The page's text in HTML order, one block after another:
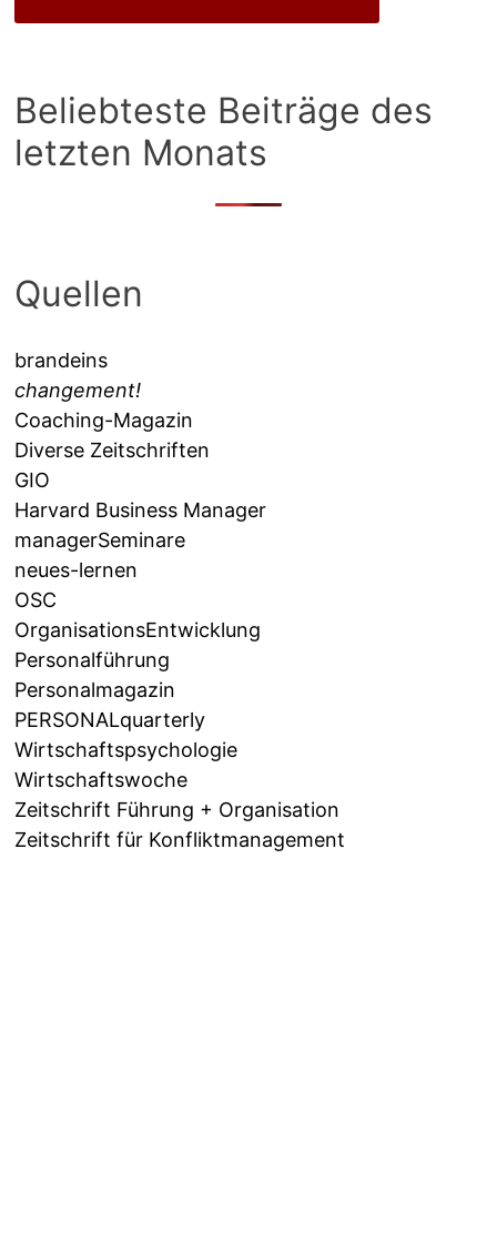
Beliebteste Beiträge des
letzten Monats
Quellen
brandeins
changement!
Coaching-Magazin
Diverse Zeitschriften
GIO
Harvard Business Manager
managerSeminare
neues-lernen
OSC
OrganisationsEntwicklung
Personalführung
Personalmagazin
PERSONALquarterly
Wirtschaftspsychologie
Wirtschaftswoche
Zeitschrift Führung + Organisation
Zeitschrift für Konfliktmanagement